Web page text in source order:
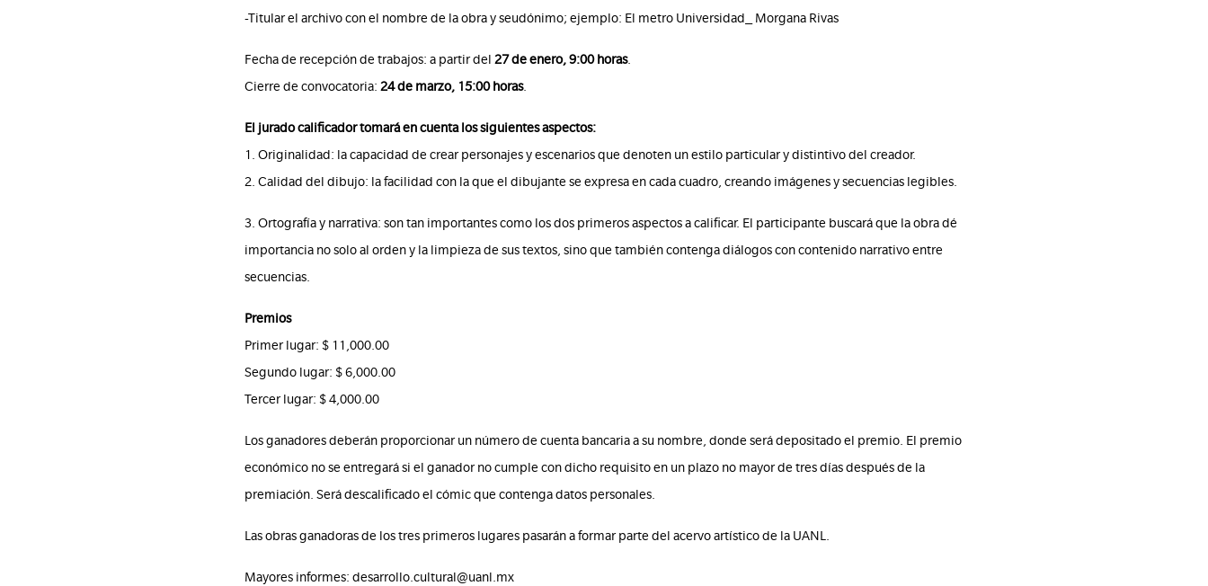
-Titular el archivo con el nombre de la obra y seudónimo; ejemplo: El metro Universidad_ Morgana Rivas
Fecha de recepción de trabajos: a partir del 27 de enero, 9:00 horas.
Cierre de convocatoria: 24 de marzo, 15:00 horas.
El jurado calificador tomará en cuenta los siguientes aspectos:
1. Originalidad: la capacidad de crear personajes y escenarios que denoten un estilo particular y distintivo del creador.
2. Calidad del dibujo: la facilidad con la que el dibujante se expresa en cada cuadro, creando imágenes y secuencias legibles.
3. Ortografía y narrativa: son tan importantes como los dos primeros aspectos a calificar. El participante buscará que la obra dé
importancia no solo al orden y la limpieza de sus textos, sino que también contenga diálogos con contenido narrativo entre
secuencias.
Premios
Primer lugar: $ 11,000.00
Segundo lugar: $ 6,000.00
Tercer lugar: $ 4,000.00
Los ganadores deberán proporcionar un número de cuenta bancaria a su nombre, donde será depositado el premio. El premio
económico no se entregará si el ganador no cumple con dicho requisito en un plazo no mayor de tres días después de la
premiación. Será descalificado el cómic que contenga datos personales.
Las obras ganadoras de los tres primeros lugares pasarán a formar parte del acervo artístico de la UANL.
Mayores informes: desarrollo.cultural@uanl.mx